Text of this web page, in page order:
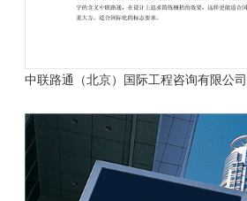
中联路通（北京）国际工程咨询有限公司